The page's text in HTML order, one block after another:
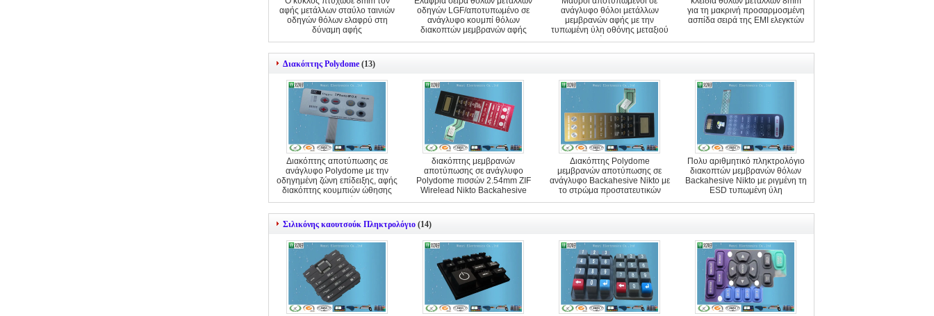
αφής μετάλλων σταύλο ταινιών
οδηγών θόλων ελαφρύ στη
δύναμη αφής
οδηγών LGF/αποτυπωμένο σε
ανάγλυφο κουμπί θόλων
διακοπτών μεμβρανών αφής
ανάγλυφο θόλοι μετάλλων
μεμβρανών αφής με την
τυπωμένη ύλη οθόνης μεταξιού
κυκλωμάτων της PET
για τη μακρινή προσαρμοσμένη
ασπίδα σειρά της EMI ελεγκτών
Διακόπτης Polydome (13)
Διακόπτης αποτύπωσης σε
ανάγλυφο Polydome με την
οδηγημένη ζώνη επίδειξης, αφής
διακόπτης κουμπιών ώθησης
μεμβρανών
διακόπτης μεμβρανών
αποτύπωσης σε ανάγλυφο
Polydome πισσών 2.54mm ZIF
Wirelead Nikto Backahesive
Διακόπτης Polydome
μεμβρανών αποτύπωσης σε
ανάγλυφο Backahesive Nikto με
το στρώμα προστατευτικών
καλυμμάτων ESD
Πολυ αριθμητικό πληκτρολόγιο
διακοπτών μεμβρανών θόλων
Backahesive Nikto με ριγμένη τη
ESD τυπωμένη ύλη
Σιλικόνης καουτσούκ Πληκτρολόγιο (14)